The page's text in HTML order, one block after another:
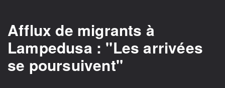
Afflux de migrants à
Lampedusa : "Les arrivées
se poursuivent"